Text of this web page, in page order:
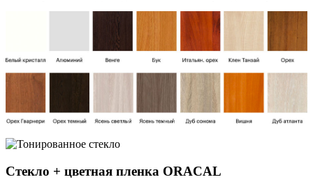
Стекло + цветная пленка ORACAL